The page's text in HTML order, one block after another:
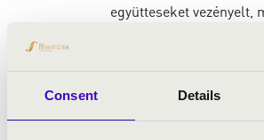
Consent Details
együtteseket vezényelt,
Chamber Orchestra,
Orchester Wien,
Zenekar, Óbudai
Filharmonikusok, Fort